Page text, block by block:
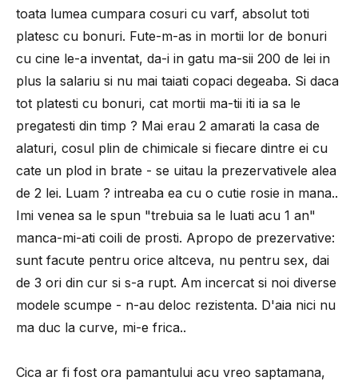
toata lumea cumpara cosuri cu varf, absolut toti
platesc cu bonuri. Fute-m-as in mortii lor de bonuri
cu cine le-a inventat, da-i in gatu ma-sii 200 de lei in
plus la salariu si nu mai taiati copaci degeaba. Si daca
tot platesti cu bonuri, cat mortii ma-tii iti ia sa le
pregatesti din timp ? Mai erau 2 amarati la casa de
alaturi, cosul plin de chimicale si fiecare dintre ei cu
cate un plod in brate - se uitau la prezervativele alea
de 2 lei. Luam ? intreaba ea cu o cutie rosie in mana..
Imi venea sa le spun "trebuia sa le luati acu 1 an"
manca-mi-ati coili de prosti. Apropo de prezervative:
sunt facute pentru orice altceva, nu pentru sex, dai
de 3 ori din cur si s-a rupt. Am incercat si noi diverse
modele scumpe - n-au deloc rezistenta. D'aia nici nu
ma duc la curve, mi-e frica..
Cica ar fi fost ora pamantului acu vreo saptamana,